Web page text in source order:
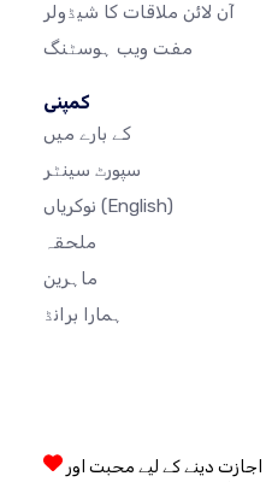
آن لائن ملاقات کا شیڈولر
مفت ویب ہوسٹنگ
کمپنی
کے بارے میں
سپورٹ سینٹر
(English)
ملحقہ
ماہرین
ہمارا برانڈ